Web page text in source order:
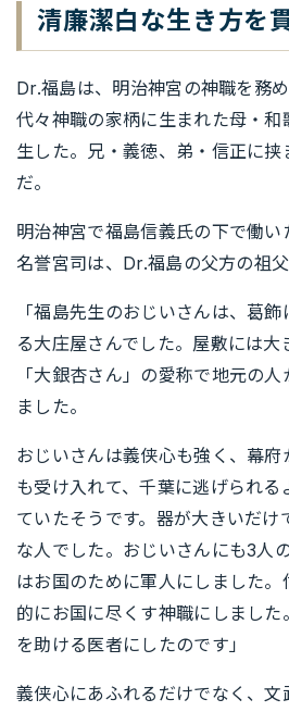
清廉潔白な生き方を
Dr.福島は、明治神宮の神職を務
代々神職の家柄に生まれた母・
生した。兄・義徳、弟・信正に
だ。
明治神宮で福島信義氏の下で働
名誉宮司は、Dr.福島の父方の祖
「福島先生のおじいさんは、葛
る大庄屋さんでした。屋敷には大
「大銀杏さん」の愛称で地元の
ました。
おじいさんは義侠心も強く、幕府
も受け入れて、千葉に逃げられる
ていたそうです。器が大きいだ
な人でした。おじいさんにも3人
はお国のために軍人にしました
的にお国に尽くす神職にしました
を助ける医者にしたのです」
義侠心にあふれるだけでなく、文